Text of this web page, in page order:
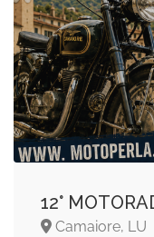
12°
Camaiore, LU